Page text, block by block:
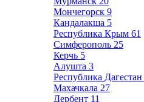
Мончегорск 9
Кандалакша 5
Республика Крым 61
Симферополь 25
Керчь 5
Алушта 3
Республика Дагестан
Махачкала 27
Дербент 11